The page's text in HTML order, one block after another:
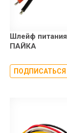
Шлейф
ПАЙКА
ПОДПИСАТЬСЯ